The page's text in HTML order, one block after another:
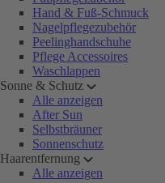
Hand & Fuß-Schmuck
Nagelpflegezubehör
Peelinghandschuhe
Pflege Accessoires
Waschlappen
Sonne & Schutz
Alle anzeigen
After Sun
Selbstbräuner
Sonnenschutz
Haarentfernung
Alle anzeigen